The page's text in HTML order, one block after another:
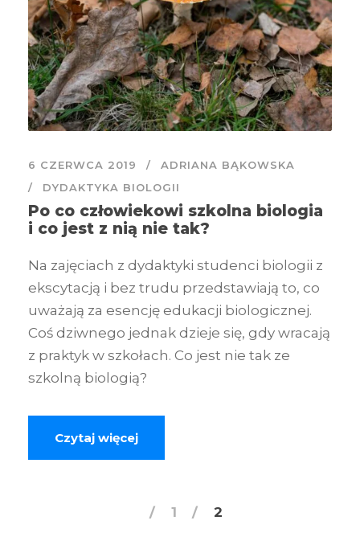
6 CZERWCA 2019
ADRIANA BĄKOWSKA
DYDAKTYKA BIOLOGII
Po co człowiekowi szkolna biologia
i co jest z nią nie tak?
Na zajęciach z dydaktyki studenci biologii z
ekscytacją i bez trudu przedstawiają to, co
uważają za esencję edukacji biologicznej.
Coś dziwnego jednak dzieje się, gdy wracają
z praktyk w szkołach. Co jest nie tak ze
szkolną biologią?
Czytaj więcej
1 2